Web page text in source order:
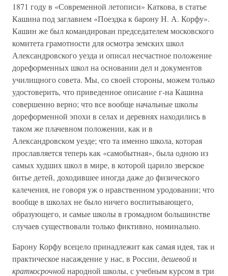
1871 году в «Современной летописи» Каткова, в статье
Кашина под заглавием «Поездка к барону Н. А. Корфу».
Кашин же был командирован председателем московского
комитета грамотности для осмотра земских школ
Александровского уезда и описал несчастное положение
дореформенных школ на основании дел и документов
училищного совета. Мы, со своей стороны, можем только
удостоверить, что приведенное описание г-на Кашина
совершенно верно; что все вообще начальные школы
дореформенной эпохи в селах и деревнях находились в
таком же плачевном положении, как и в
Александровском уезде; что та именно школа, которая
прославляется теперь как «самобытная», была одною из
самых худших школ в мире, в которой царило зверское
битье детей, доходившее иногда даже до физического
калечения, не говоря уж о нравственном уродовании; что
вообще в школах не было ничего воспитывающего,
образующего, и самые школы в громадном большинстве
случаев существовали только фиктивно, номинально.
Барону Корфу всецело принадлежит как самая идея, так и
практическое насаждение у нас, в России, дешевойи
краткосрочнойнародной школы, с учебным курсом в три